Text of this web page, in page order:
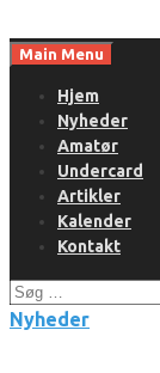
toMain Menu
Hjem
Nyheder
Amatør
Undercard
Artikler
Kalender
Kontakt
Søg
efter:
Nyheder